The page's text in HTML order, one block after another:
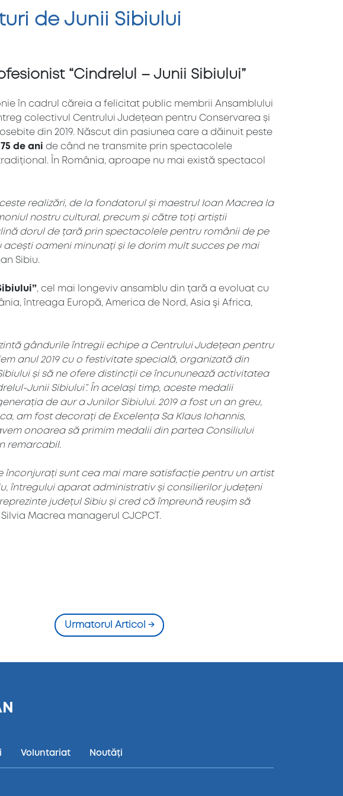
de Junii Sibiului
“Cindrelul – Junii Sibiului”
în cadrul căreia a felicitat public membrii Ansamblului
colectivul Centrului Județean pentru Conservarea și
din 2019. Născut din pasiunea care a dăinuit peste
75 de ani de când ne transmite prin spectacolele
În România, aproape nu mai există spectacol
realizări, de la fondatorul și maestrul Ioan Macrea la
nostru cultural, precum și către toți artiștii
dorul de țară prin spectacolele pentru românii de pe
oameni minunați și le dorim mult succes pe mai
Sibiu.
, cel mai longeviv ansamblu din țară a evoluat cu
întreaga Europă, America de Nord, Asia şi Africa,
gândurile întregii echipe a Centrului Județean pentru
anul 2019 cu o festivitate specială, organizată din
și să ne ofere distincții ce încununează activitatea
Junii Sibiului”. În același timp, aceste medalii
de aur a Junilor Sibiului. 2019 a fost un an greu,
am fost decorați de Excelența Sa Klaus Iohannis,
onoarea să primim medalii din partea Consiliului
remarcabil.
înconjurați sunt cea mai mare satisfacție pentru un artist
întregului aparat administrativ și consilierilor județeni
județul Sibiu și cred că împreună reușim să
Macrea managerul CJCPCT.
Urmatorul Articol →
Voluntariat Noutăți